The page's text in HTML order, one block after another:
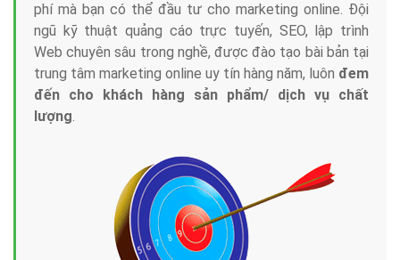
phí mà bạn có thể đầu tư cho marketing online. Đội
ngũ kỹ thuật quảng cáo trực tuyến, SEO, lập trình
Web chuyên sâu trong nghề, được đào tạo bài bản tại
trung tâm marketing online uy tín hàng năm, luôn đem
đến cho khách hàng sản phẩm/ dịch vụ chất
lượng.